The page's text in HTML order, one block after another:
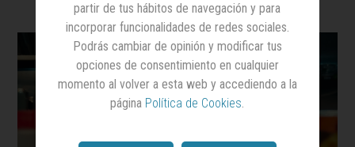
partir de tus hábitos de navegación y para
incorporar funcionalidades de redes sociales.
Podrás cambiar de opinión y modificar tus
opciones de consentimiento en cualquier
momento al volver a esta web y accediendo a la
página Política de Cookies.